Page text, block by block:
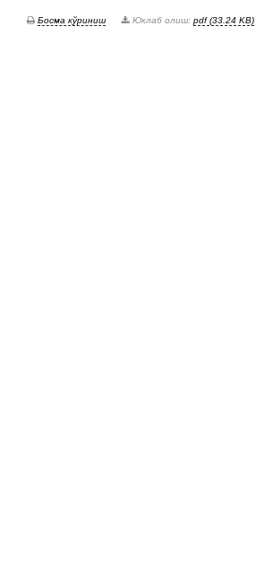
Босма кўриниш Юклаб олиш: pdf (33.24 KB)